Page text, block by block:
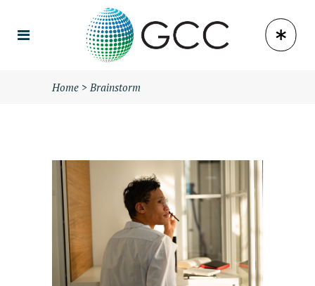
Home >Brainstorm